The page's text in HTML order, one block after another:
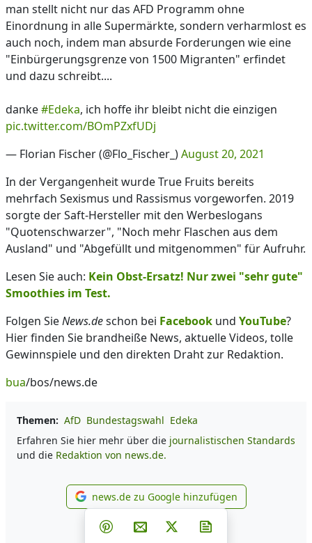
man stellt nicht nur das AFD Programm ohne
Einordnung in alle Supermärkte, sondern verharmlost es
auch noch, indem man absurde Forderungen wie eine
"Einbürgerungsgrenze von 1500 Migranten" erfindet
und dazu schreibt....
danke#Edeka, ich hoffe ihr bleibt nicht die einzigen
pic.twitter.com/BOmPZxfUDj
— Florian Fischer (@Flo_Fischer_)August 20, 2021
In der Vergangenheit wurde True Fruits bereits
mehrfach Sexismus und Rassismus vorgeworfen. 2019
sorgte der Saft-Hersteller mit den Werbeslogans
"Quotenschwarzer", "Noch mehr Flaschen aus dem
Ausland" und "Abgefüllt und mitgenommen" für Aufruhr.
Lesen Sie auch: Kein Obst-Ersatz! Nur zwei "sehr gute"
Smoothies im Test.
Folgen SieNews.deschon bei Facebook und YouTube?
Hier finden Sie brandheiße News, aktuelle Videos, tolle
Gewinnspiele und den direkten Draht zur Redaktion.
bua/bos/news.de
Themen: AfD Bundestagswahl Edeka
Erfahren Sie hier mehr über die journalistischen Standards
und die Redaktion von news.de.
news.de zu Google
news.de zu Google hinzufügen
Teilen auf Facebook
Teilen auf Whatsapp
Teilen auf Telegram
Teilen auf Pinterest
Per E-Mail teilen
Post auf X